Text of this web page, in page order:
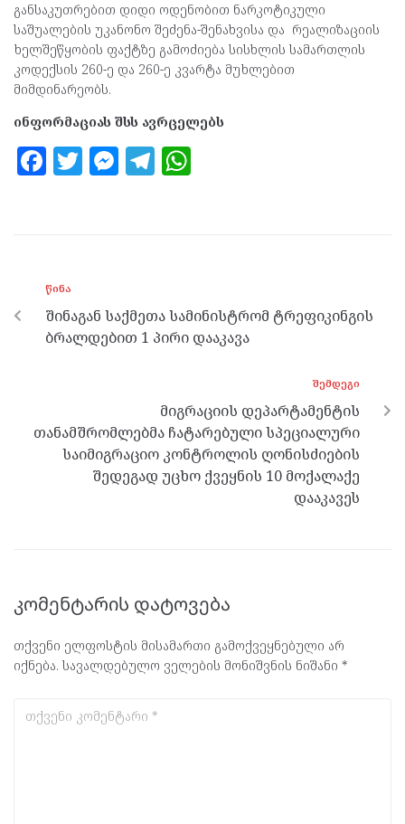
განსაკუთრებით დიდი ოდენობით ნარკოტიკული
საშუალების უკანონო შეძენა-შენახვისა და რეალიზაციის
ხელშეწყობის ფაქტზე გამოძიება სისხლის სამართლის
კოდექსის 260-ე და 260-ე კვარტა მუხლებით
მიმდინარეობს.
ინფორმაციას შსს ავრცელებს
F
o
o
k
T M
er
T
m p
p
ᲬᲘᲜᲐ
შინაგან საქმეთა სამინისტრომ ტრეფიკინგის
ბრალდებით 1 პირი დააკავა
ᲨᲔᲛᲓᲔᲒᲘ
მიგრაციის დეპარტამენტის
თანამშრომლებმა ჩატარებული სპეციალური
საიმიგრაციო კონტროლის ღონისძიების
შედეგად უცხო ქვეყნის 10 მოქალაქე
დააკავეს
კომენტარის დატოვება
თქვენი ელფოსტის მისამართი გამოქვეყნებული არ
იქნება. სავალდებულო ველების მონიშვნის ნიშანი *